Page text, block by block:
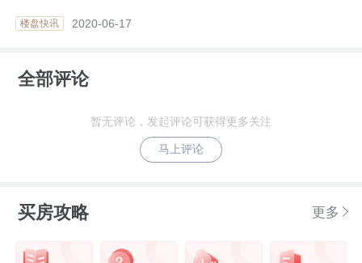
楼盘快讯 2020-06-17
全部评论
暂无评论，发起评论可获得更多关注
马上评论
买房攻略 更多